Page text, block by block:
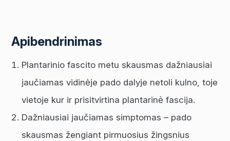
Apibendrinimas
Plantarinio fascito metu skausmas dažniausiai
jaučiamas vidinėje pado dalyje netoli kulno, toje
vietoje kur ir prisitvirtina plantarinė fascija.
Dažniausiai jaučiamas simptomas – pado
skausmas žengiant pirmuosius žingsnius